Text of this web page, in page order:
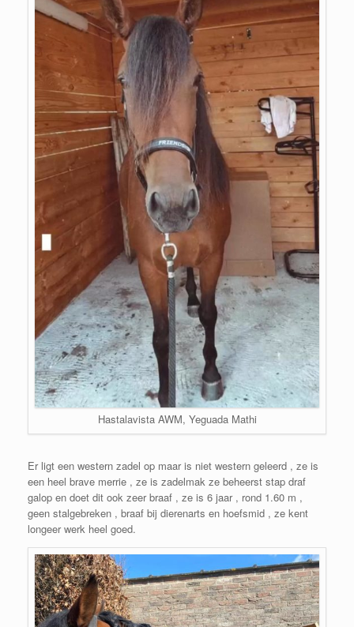
Hastalavista AWM, Yeguada Mathi
Er ligt een western zadel op maar is niet western geleerd , ze is
een heel brave merrie , ze is zadelmak ze beheerst stap draf
galop en doet dit ook zeer braaf , ze is 6 jaar , rond 1.60 m ,
geen stalgebreken , braaf bij dierenarts en hoefsmid , ze kent
longeer werk heel goed.